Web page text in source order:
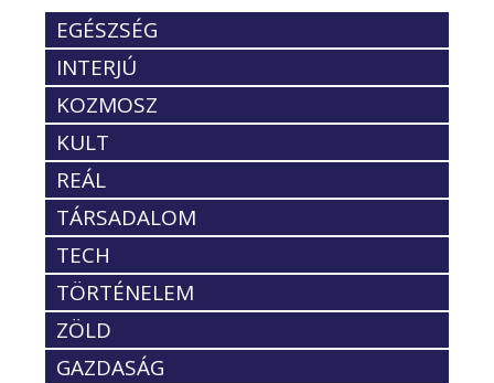
EGÉSZSÉG
INTERJÚ
KOZMOSZ
KULT
REÁL
TÁRSADALOM
TECH
TÖRTÉNELEM
ZÖLD
GAZDASÁG